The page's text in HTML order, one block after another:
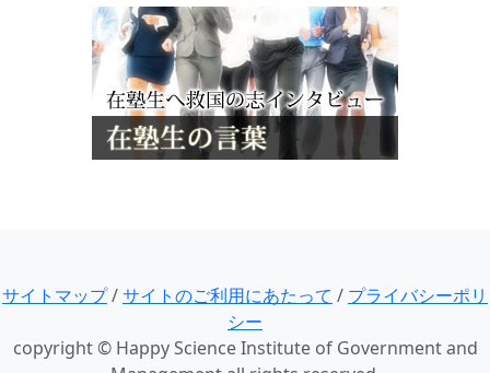
サイトマップ/サイトのご利用にあたって / プライバシーポリ
シー
copyright © Happy Science Institute of Government and